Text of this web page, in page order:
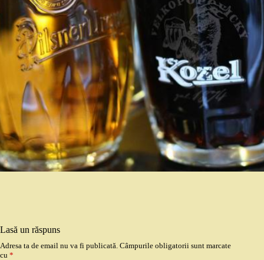
Lasă un răspuns
Adresa ta de email nu va fi publicată. Câmpurile obligatorii sunt marcate
cu *